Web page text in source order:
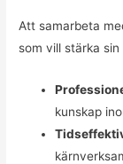
Att samarbeta
som vill stärka
kunskap